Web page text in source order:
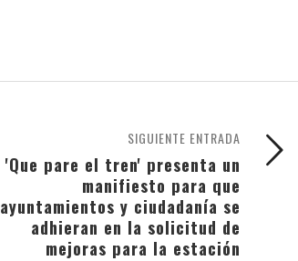
SIGUIENTE ENTRADA
'Que pare el tren' presenta un
manifiesto para que
ayuntamientos y ciudadanía se
adhieran en la solicitud de
mejoras para la estación